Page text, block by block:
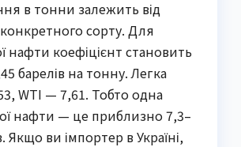
в тонни залежить від
сорту. Для
нафти коефіцієнт становить
барелів на тонну. Легка
WTI — 7,61. Тобто одна
нафти — це приблизно 7,3–
Якщо ви імпортер в Україні,